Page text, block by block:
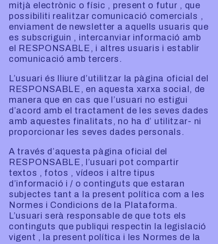
mitjà electrònic o físic , present o futur , que
possibiliti realitzar comunicació comercials ,
enviament de newsletter a aquells usuaris que
es subscriguin , intercanviar informació amb
el RESPONSABLE, i altres usuaris i establir
comunicació amb tercers.
L’usuari és lliure d’utilitzar la pàgina oficial del
RESPONSABLE, en aquesta xarxa social, de
manera que en cas que l’usuari no estigui
d’acord amb el tractament de les seves dades
amb aquestes finalitats, no ha d’ utilitzar- ni
proporcionar les seves dades personals.
A través d’aquesta pàgina oficial del
RESPONSABLE, l’usuari pot compartir
textos , fotos , vídeos i altre tipus
d’informació i / o continguts que estaran
subjectes tant a la present política com a les
Normes i Condicions de la Plataforma.
L’usuari serà responsable de que tots els
continguts que publiqui respectin la legislació
vigent , la present política i les Normes de la